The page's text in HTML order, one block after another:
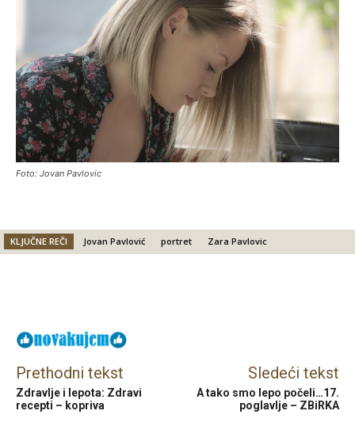
Foto: Jovan Pavlovic
KLJUČNE REČI Jovan Pavlović portret Zara Pavlovic
Prethodni tekst
Zdravlje i lepota: Zdravi
recepti – kopriva
Sledeći tekst
A tako smo lepo počeli…17.
poglavlje – ZBiRKA